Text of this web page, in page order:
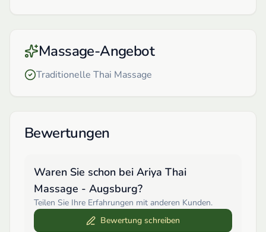
Massage-Angebot
Traditionelle Thai Massage
Bewertungen
Waren Sie schon bei Ariya Thai
Massage - Augsburg?
Teilen Sie Ihre Erfahrungen mit anderen Kunden.
Bewertung schreiben